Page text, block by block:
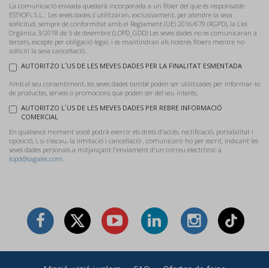
La comunicació enviada quedarà incorporada a un fitxer del que és responsable
ESTYOFI, S.L.. Les seves dades s´utilitzaran, exclusivament, per atendre la seva
sol·licitud, sempre de conformitat amb el Reglament (UE) 2016/679 (RGPD), la Llei
Orgànica 3/2018 de 5 de desembre (LOPD_GDD) Les seves dades no es comunicaran a
tercers, excepte per obligació legal, i es mantindran als nostres fitxers mentre no
sol·liciti la seva cancel·lació.
AUTORITZO L´US DE LES MEVES DADES PER LA FINALITAT ESMENTADA
Amb el seu consentiment, les seves dades també poden ser utilitzades per informar-lo
de productes, serveis o promocions que poden ser del seu interès.
AUTORITZO L´US DE LES MEVES DADES PER REBRE INFORMACIÓ
COMERCIAL
En qualsevol moment vostè podrà exercir els drets d'accés, rectificació, portabilitat i
oposició, i, si s'escau, la limitació i cancel·lació , comunicant-ho per escrit, indicant les
seves dades personals a mitjançant l'enviament d'un correu electrònic a
lopd@sagales.com.